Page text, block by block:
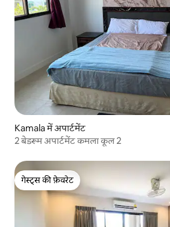
Kamala में अपार्टमेंट
2 बेडरूम अपार्टमेंट कमला कूल 2
गेस्ट्स की फ़ेवरेट
गेस्ट्स की फ़ेवरेट